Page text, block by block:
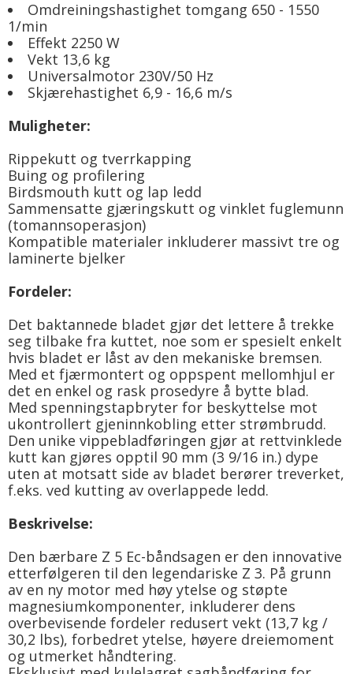
Omdreiningshastighet tomgang 650 - 1550
1/min
Effekt 2250 W
Vekt 13,6 kg
Universalmotor 230V/50 Hz
Skjærehastighet 6,9 - 16,6 m/s
Muligheter:
Rippekutt og tverrkapping
Buing og profilering
Birdsmouth kutt og lap ledd
Sammensatte gjæringskutt og vinklet fuglemunn
(tomannsoperasjon)
Kompatible materialer inkluderer massivt tre og
laminerte bjelker
Fordeler:
Det baktannede bladet gjør det lettere å trekke
seg tilbake fra kuttet, noe som er spesielt enkelt
hvis bladet er låst av den mekaniske bremsen.
Med et fjærmontert og oppspent mellomhjul er
det en enkel og rask prosedyre å bytte blad.
Med spenningstapbryter for beskyttelse mot
ukontrollert gjeninnkobling etter strømbrudd.
Den unike vippebladføringen gjør at rettvinklede
kutt kan gjøres opptil 90 mm (3 9/16 in.) dype
uten at motsatt side av bladet berører treverket,
f.eks. ved kutting av overlappede ledd.
Beskrivelse:
Den bærbare Z 5 Ec-båndsagen er den innovative
etterfølgeren til den legendariske Z 3. På grunn
av en ny motor med høy ytelse og støpte
magnesiumkomponenter, inkluderer dens
overbevisende fordeler redusert vekt (13,7 kg /
30,2 lbs), forbedret ytelse, høyere dreiemoment
og utmerket håndtering.